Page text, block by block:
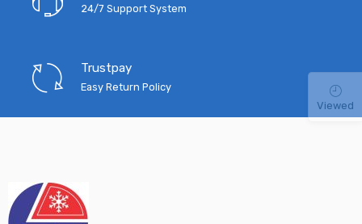
24/7 Support System
Trustpay
Easy Return Policy
Viewed